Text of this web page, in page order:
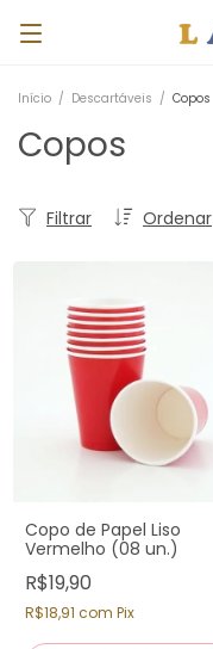
Início / Descartáveis / Copos
Copos
Ordenar
Filtrar
Copo de Papel Liso
Vermelho (08 un.)
R$19,90
R$18,91 com Pix